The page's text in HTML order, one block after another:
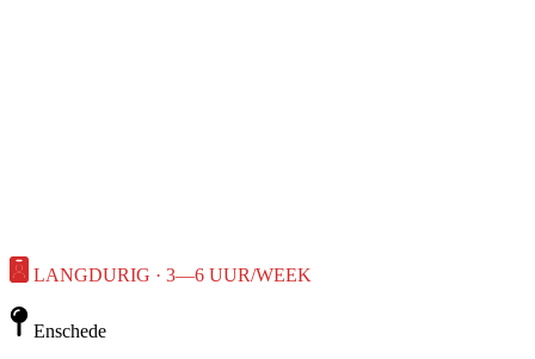
LANGDURIG · 3—6 UUR/WEEK
Enschede